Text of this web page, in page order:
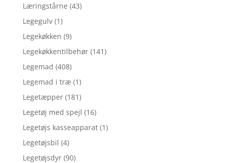
Læringstårne (43)
Legegulv (1)
Legekøkken (9)
Legekøkkentilbehør (141)
Legemad (408)
Legemad i træ (1)
Legetæpper (181)
Legetøj med spejl (16)
Legetøjs kasseapparat (1)
Legetøjsbil (4)
Legetøjsdyr (90)